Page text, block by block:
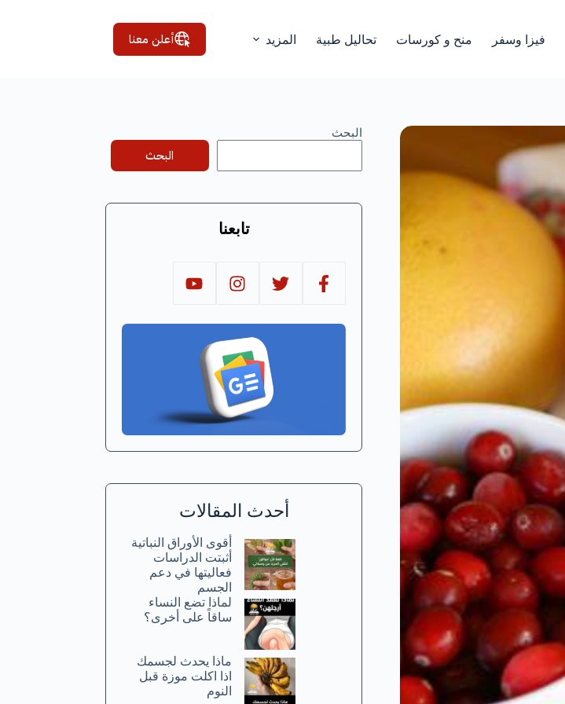
فيزا وسفر منح و كورسات تحاليل طبية المزيد أعلن معنا
البحث
البحث
تابعنا
أحدث المقالات
أقوى الأوراق النباتية
أثبتت الدراسات
فعاليتها في دعم
الجسم
لماذا تضع النساء
ساقاً على أخرى؟
ماذا يحدث لجسمك
اذا اكلت موزة قبل
النوم